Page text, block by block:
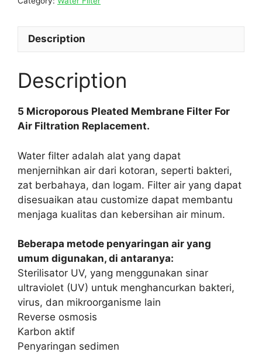
Description
Description
5 Microporous Pleated Membrane Filter For
Air Filtration Replacement.
Water filter adalah alat yang dapat
menjernihkan air dari kotoran, seperti bakteri,
zat berbahaya, dan logam. Filter air yang dapat
disesuaikan atau customize dapat membantu
menjaga kualitas dan kebersihan air minum.
Beberapa metode penyaringan air yang
umum digunakan, di antaranya:
Sterilisator UV, yang menggunakan sinar
ultraviolet (UV) untuk menghancurkan bakteri,
virus, dan mikroorganisme lain
Reverse osmosis
Karbon aktif
Penyaringan sedimen